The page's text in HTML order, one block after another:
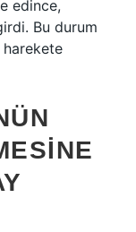
edince,
Bu durum
harekete